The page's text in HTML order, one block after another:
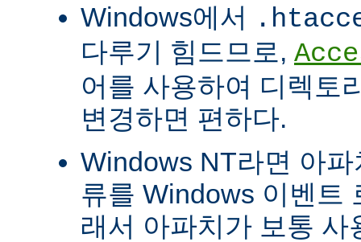
Windows에서
다루기 힘드므로,
어를 사용하여 디렉토
변경하면 편하다.
Windows NT라면 아
류를 Windows 이벤트
래서 아파치가 보통